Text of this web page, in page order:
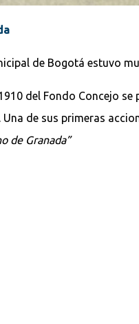
de Bogotá estuvo
del Fondo Concejo
Una de sus primeras
de Granada”